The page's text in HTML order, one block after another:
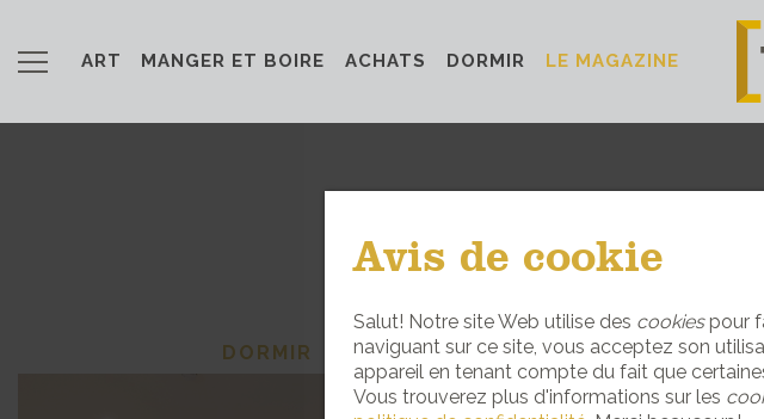
ART MANGER ET BOIRE ACHATS DORMIR LE MAGAZINE
TROUVEZ
DORMIR
Avis de cookie
Salut! Notre site Web utilise des cookiespour
naviguant sur ce site, vous acceptez son
appareil en tenant compte du fait que
Vous trouverez plus d'informations sur les